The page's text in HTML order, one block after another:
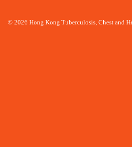
© 2026 Hong Kong Tuberculosis, Chest and